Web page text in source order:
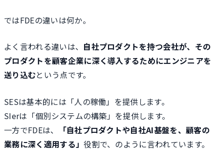
ではFDEの違いは何か。
よく言われる違いは、 自社プロダクトを持つ会社が、その
プロダクトを顧客企業に深く導入するためにエンジニアを
送り込むという点です。
SESは基本的には「人の稼働」を提供します。
SIerは「個別システムの構築」を提供します。
一方でFDEは、
「自社プロダクトや自社AI基盤を、顧客の
業務に深く適用する」役割で、のように言われています。